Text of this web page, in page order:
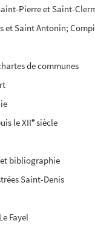
Pierre et Saint-
et Saint Antonin;
de communes
le XIIe siècle
et bibliographie
Saint-Denis
Fayel